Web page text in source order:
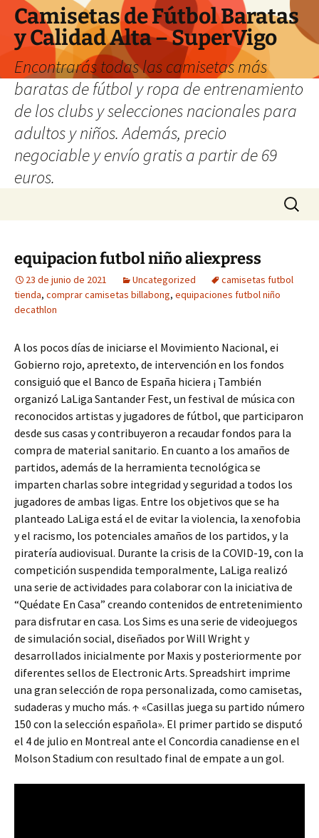
Camisetas de Fútbol Baratas
y Calidad Alta – SuperVigo
Encontrarás todas las camisetas más
baratas de fútbol y ropa de entrenamiento
de los clubs y selecciones nacionales para
adultos y niños. Además, precio
negociable y envío gratis a partir de 69
euros.
Buscar:
equipacion futbol niño aliexpress
23 de junio de 2021 Uncategorized
camisetas futbol
tienda, comprar camisetas billabong, equipaciones futbol niño
decathlon
A los pocos días de iniciarse el Movimiento Nacional, ei
Gobierno rojo, apretexto, de intervención en los fondos
consiguió que el Banco de España hiciera ¡ También
organizó LaLiga Santander Fest, un festival de música con
reconocidos artistas y jugadores de fútbol, que participaron
desde sus casas y contribuyeron a recaudar fondos para la
compra de material sanitario. En cuanto a los amaños de
partidos, además de la herramienta tecnológica se
imparten charlas sobre integridad y seguridad a todos los
jugadores de ambas ligas. Entre los objetivos que se ha
planteado LaLiga está el de evitar la violencia, la xenofobia
y el racismo, los potenciales amaños de los partidos, y la
piratería audiovisual. Durante la crisis de la COVID-19, con la
competición suspendida temporalmente, LaLiga realizó
una serie de actividades para colaborar con la iniciativa de
“Quédate En Casa” creando contenidos de entretenimiento
para disfrutar en casa. Los Sims es una serie de videojuegos
de simulación social, diseñados por Will Wright y
desarrollados inicialmente por Maxis y posteriormente por
diferentes sellos de Electronic Arts. Spreadshirt imprime
una gran selección de ropa personalizada, como camisetas,
sudaderas y mucho más. ↑ «Casillas juega su partido número
150 con la selección española». El primer partido se disputó
el 4 de julio en Montreal ante el Concordia canadiense en el
Molson Stadium con resultado final de empate a un gol.